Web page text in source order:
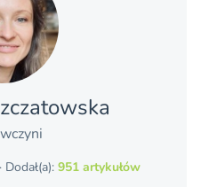
· Dodał(a): 951 artykułów